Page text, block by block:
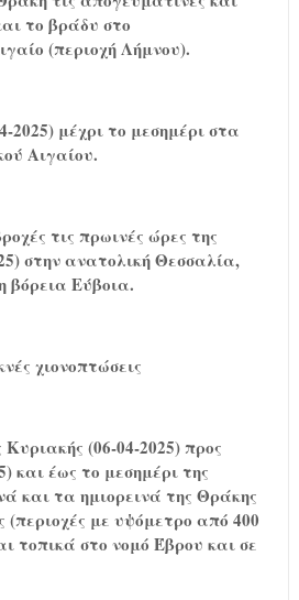
το βράδυ στο
(περιοχή Λήμνου).
2025) μέχρι το μεσημέρι στα
Αιγαίου.
τις πρωινές ώρες της
στην ανατολική Θεσσαλία,
βόρεια Εύβοια.
χιονοπτώσεις
(06-04-2025) προς
και έως το μεσημέρι της
και τα ημιορεινά της Θράκης
(περιοχές με υψόμετρο από 400
τοπικά στο νομό Έβρου και σε